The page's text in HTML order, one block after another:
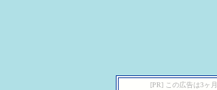
[PR] この広告は3ヶ